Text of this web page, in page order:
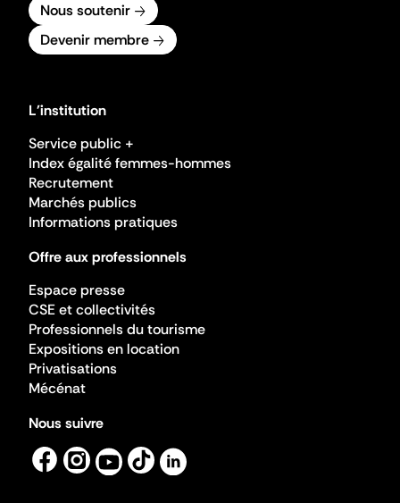
Nous soutenir
Devenir membre
L'institution
Service public +
Index égalité femmes-hommes
Recrutement
Marchés publics
Informations pratiques
Offre aux professionnels
Espace presse
CSE et collectivités
Professionnels du tourisme
Expositions en location
Privatisations
Mécénat
Nous suivre